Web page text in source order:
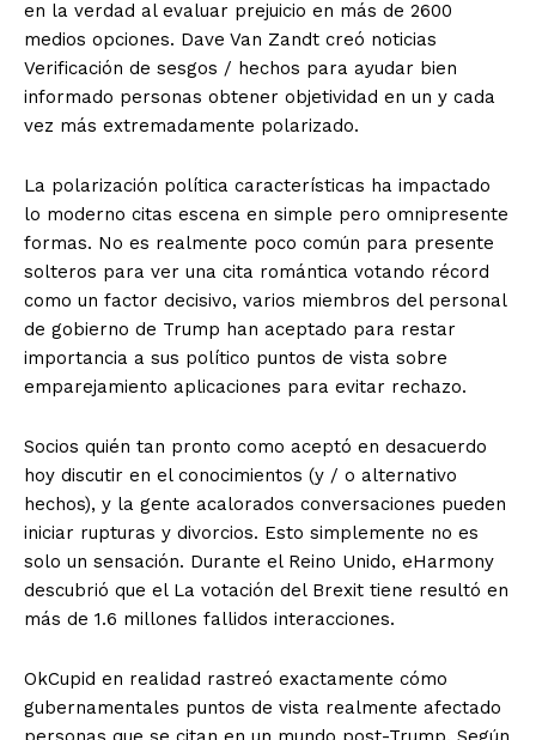
​​en la verdad al evaluar prejuicio en más de 2600
medios opciones. Dave Van Zandt creó noticias
Verificación de sesgos / hechos para ayudar bien
informado personas obtener objetividad en un y cada
vez más extremadamente polarizado.
La polarización política características ha impactado
lo moderno citas escena en simple pero omnipresente
formas. No es realmente poco común para presente
solteros para ver una cita romántica votando récord
como un factor decisivo, varios miembros del personal
de gobierno de Trump han aceptado para restar
importancia a sus político puntos de vista sobre
emparejamiento aplicaciones para evitar rechazo.
Socios quién tan pronto como aceptó en desacuerdo
hoy discutir en el conocimientos (y / o alternativo
hechos), y la gente acalorados conversaciones pueden
iniciar rupturas y divorcios. Esto simplemente no es
solo un sensación. Durante el Reino Unido, eHarmony
descubrió que el La votación del Brexit tiene resultó en
más de 1.6 millones fallidos interacciones.
OkCupid en realidad rastreó exactamente cómo
gubernamentales puntos de vista realmente afectado